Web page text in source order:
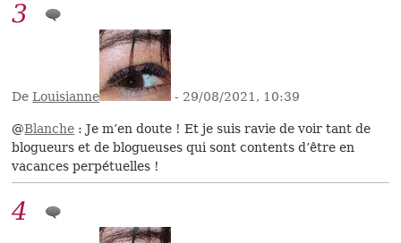
3
DeLouisianne - 29/08/2021, 10:39
@Blanche : Je m’en doute ! Et je suis ravie de voir tant de
blogueurs et de blogueuses qui sont contents d’être en
vacances perpétuelles !
4